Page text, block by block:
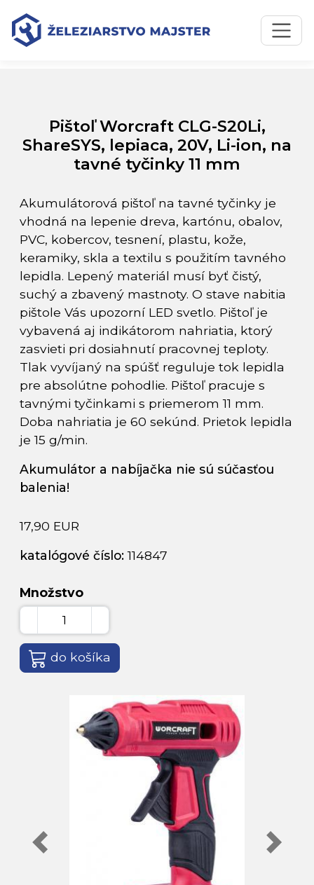
Preskočiť na obsah
Preskočiť na hlavné menu
Úvodná stránka
Pištoľ Worcraft CLG-S20Li, ShareSYS, lepiaca, 20V, Li-ion,
na tavné tyčinky 11 mm
Pištoľ Worcraft CLG-S20Li,
ShareSYS, lepiaca, 20V, Li-ion, na
tavné tyčinky 11 mm
Akumulátorová pištoľ na tavné tyčinky je
vhodná na lepenie dreva, kartónu, obalov,
PVC, kobercov, tesnení, plastu, kože,
keramiky, skla a textilu s použitím tavného
lepidla. Lepený materiál musí byť čistý,
suchý a zbavený mastnoty. O stave nabitia
pištole Vás upozorní LED svetlo. Pištoľ je
vybavená aj indikátorom nahriatia, ktorý
zasvieti pri dosiahnutí pracovnej teploty.
Tlak vyvíjaný na spúšť reguluje tok lepidla
pre absolútne pohodlie. Pištoľ pracuje s
tavnými tyčinkami s priemerom 11 mm.
Doba nahriatia je 60 sekúnd. Prietok lepidla
je 15 g/min.
Akumulátor a nabíjačka nie sú súčasťou
balenia!
17,90 EUR
katalógové číslo:114847
Množstvo
do košíka